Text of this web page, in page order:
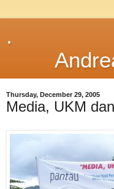
.
Thursday, December 29, 2005
Media, UKM